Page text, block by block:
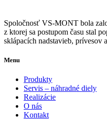
Spoločnosť VS-MONT bola
z ktorej sa postupom času stal
sklápacích nadstavieb, prívesov
Menu
Produkty
Servis – náhradné diely
Realizácie
O nás
Kontakt